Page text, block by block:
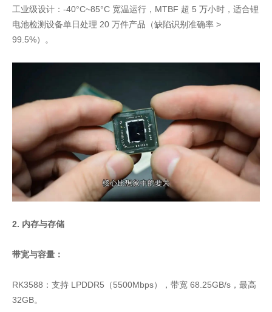
工业级设计：-40°C~85°C 宽温运行，MTBF 超 5 万小时，适合锂
电池检测设备单日处理 20 万件产品（缺陷识别准确率 >
99.5%）。
2. 内存与存储
带宽与容量：
RK3588：支持 LPDDR5（5500Mbps），带宽 68.25GB/s，最高
32GB。